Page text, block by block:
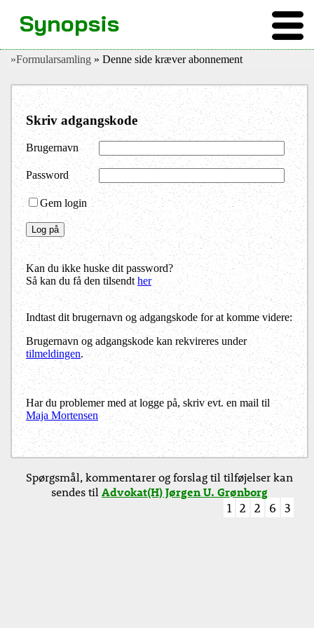
»Formularsamling » Denne side kræver abonnement
Skriv adgangskode
Brugernavn
Password
Gem login
Kan du ikke huske dit password?
Så kan du få den tilsendther
Indtast dit brugernavn og adgangskode for at komme videre:
Brugernavn og adgangskode kan rekvireres under
tilmeldingen.
Har du problemer med at logge på, skriv evt. en mail til
Maja Mortensen
Synopsis
Spørgsmål, kommentarer og forslag til tilføjelser kan
sendes tilAdvokat(H) Jørgen U. Grønborg
1 2 2 6 3